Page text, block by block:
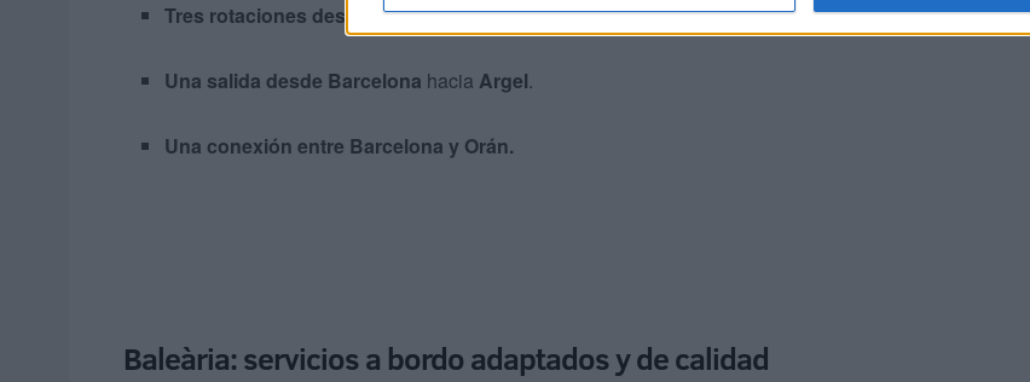
Tres rotaciones desde Valenciacon destino aMostaganem.
Una salida desde Barcelona hacia Argel.
Una conexión entre Barcelona y Orán.
Baleària: servicios a bordo adaptados y de calidad